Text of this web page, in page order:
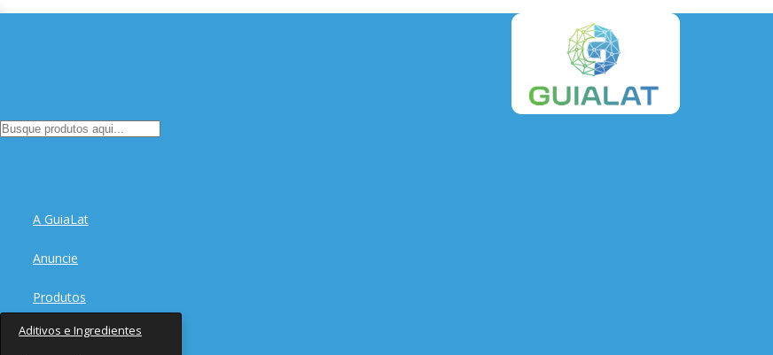
A GuiaLat
Anuncie
Produtos
Aditivos e Ingredientes
Fornecedores